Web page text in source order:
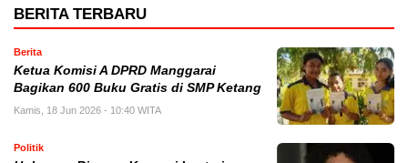
BERITA TERBARU
Berita
Ketua Komisi A DPRD Manggarai
Bagikan 600 Buku Gratis di SMP Ketang
Kamis, 18 Jun 2026 - 10:40 WITA
Politik